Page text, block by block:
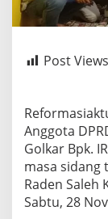
Post
Anggota
Golkar Bpk.
masa sidang
Raden Saleh
Sabtu, 28